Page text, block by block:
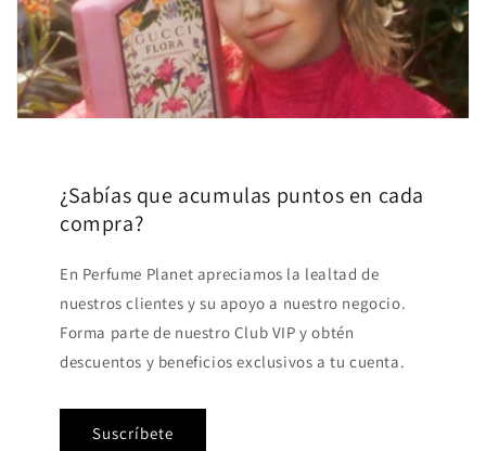
¿Sabías que acumulas puntos en cada
compra?
En Perfume Planet apreciamos la lealtad de
nuestros clientes y su apoyo a nuestro negocio.
Forma parte de nuestro Club VIP y obtén
descuentos y beneficios exclusivos a tu cuenta.
Suscríbete